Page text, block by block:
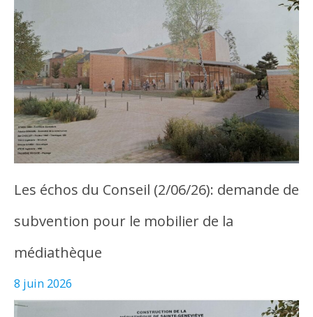
Les échos du Conseil (2/06/26): demande de
subvention pour le mobilier de la
médiathèque
8 juin 2026